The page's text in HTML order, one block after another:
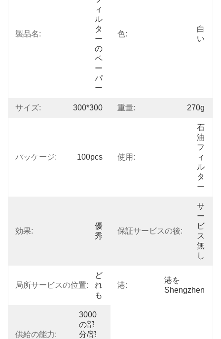
製品名:
ィ
ル
タ
ー
の
ペ
ー
パ
ー
色:
白
い
サイズ: 300*300 重量: 270g
パッケージ: 100pcs 使用:
石
油
フ
ィ
ル
タ
ー
効果:
優
秀
保証サービスの後:
サ
ー
ビ
ス
無
し
局所サービスの位置:
ど
れ
も
港:
港を
Shengzhen
供給の能力:
3000
の部
分/部